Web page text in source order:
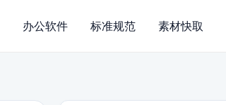
办公软件 标准规范 素材快取